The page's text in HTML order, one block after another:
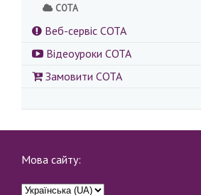
СОТА
Веб-сервіс СОТА
Відеоуроки СОТА
Замовити СОТА
Мова сайту: